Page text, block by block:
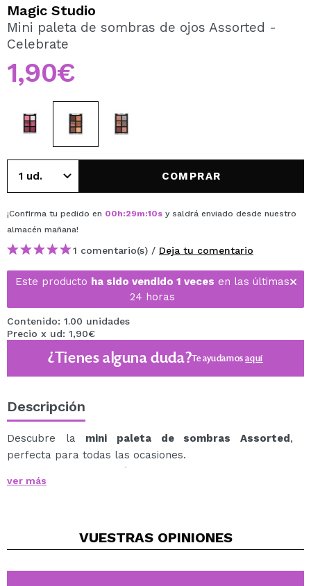
Al crear una cuenta en Maquillalia.com podrás realizar
tus compras rápidamente, revisar el estado de tus
Magic Studio
Mini paleta de sombras de ojos Assorted -
Celebrate
1,90€
COMPRAR
¡Confirma tu pedido en 00h:29m:10s y saldrá enviado desde nuestro
almacén mañana!
1 comentario(s) / Deja tu comentario
Este producto ha sido vendido 1 veces en las últimas
24 horas
Contenido: 1.00 unidades
Precio x ud: 1,90€
¿Tienes alguna duda?Te ayudamosaquí
Descripción
Descubre la mini paleta de sombras Assorted,
perfecta para todas las ocasiones.
Contiene una selección cuidadosamente elegida de
tonos versátiles y complementarios, que te permitirán
Dale vida a tu mirada y muestra tu estilo único con las
ver más
VUESTRAS OPINIONES